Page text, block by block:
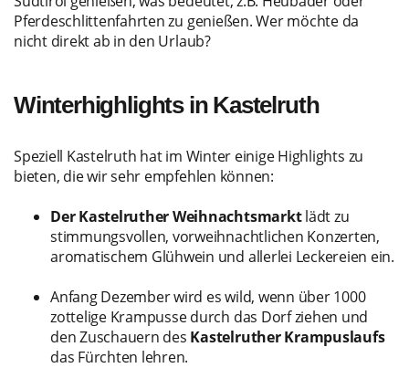
Pferdeschlittenfahrten zu genießen. Wer möchte da
nicht direkt ab in den Urlaub?
Winterhighlights in Kastelruth
Speziell Kastelruth hat im Winter einige Highlights zu
bieten, die wir sehr empfehlen können:
Der Kastelruther Weihnachtsmarktlädt zu
stimmungsvollen, vorweihnachtlichen Konzerten,
aromatischem Glühwein und allerlei Leckereien ein.
Anfang Dezember wird es wild, wenn über 1000
zottelige Krampusse durch das Dorf ziehen und
den Zuschauern des Kastelruther Krampuslaufs
das Fürchten lehren.